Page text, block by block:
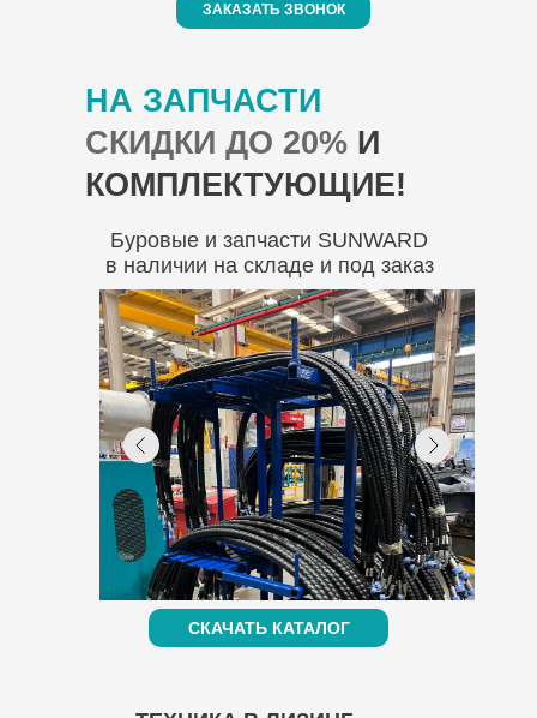
ЗАКАЗАТЬ ЗВОНОК
НА ЗАПЧАСТИ
СКИДКИ ДО 20% И
КОМПЛЕКТУЮЩИЕ!
Буровые и запчасти SUNWARD
в наличии на складе и под заказ
СКАЧАТЬ КАТАЛОГ